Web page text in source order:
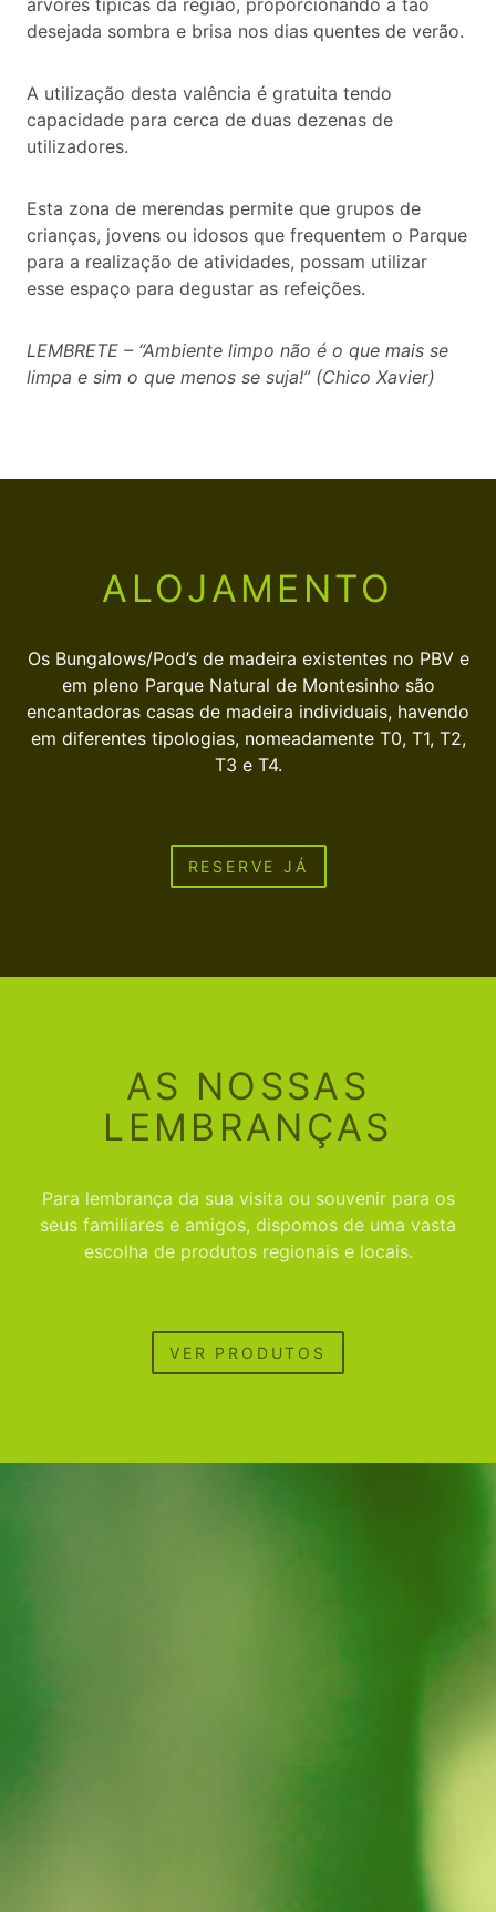
desejada sombra e brisa nos dias quentes de verão.
A utilização desta valência é gratuita tendo
capacidade para cerca de duas dezenas de
utilizadores.
Esta zona de merendas permite que grupos de
crianças, jovens ou idosos que frequentem o Parque
para a realização de atividades, possam utilizar
esse espaço para degustar as refeições.
LEMBRETE – “Ambiente limpo não é o que mais se
limpa e sim o que menos se suja!” (Chico Xavier)
ALOJAMENTO
Os Bungalows/Pod’s de madeira existentes no PBV e
em pleno Parque Natural de Montesinho são
encantadoras casas de madeira individuais, havendo
em diferentes tipologias, nomeadamente T0, T1, T2,
T3 e T4.
RESERVE JÁ
AS NOSSAS
LEMBRANÇAS
Para lembrança da sua visita ou souvenir para os
seus familiares e amigos, dispomos de uma vasta
escolha de produtos regionais e locais.
VER PRODUTOS